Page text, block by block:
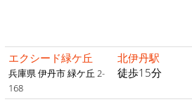
エクシード緑ケ丘
兵庫県 伊丹市 緑ケ丘 2-
168
北伊丹駅
徒歩15分